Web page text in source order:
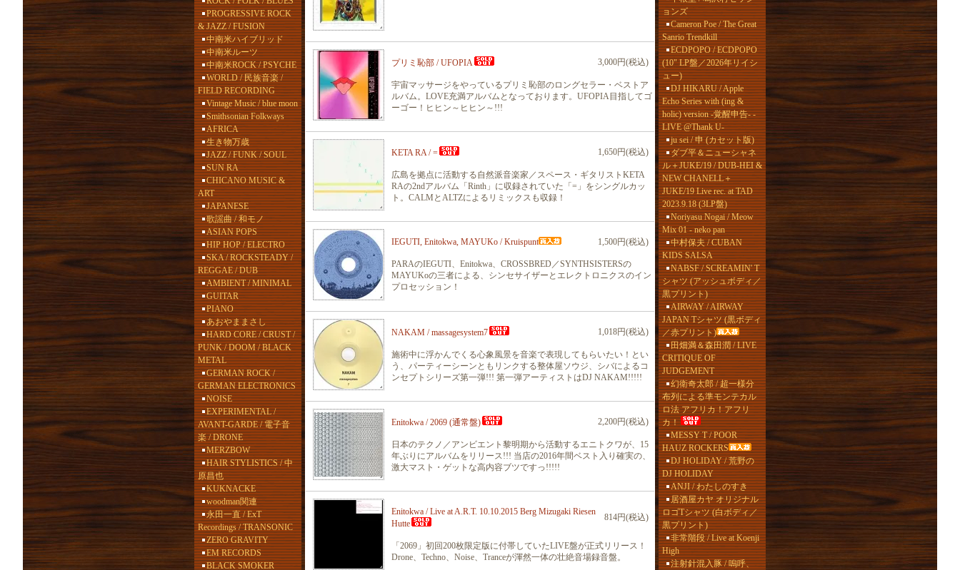
PROGRESSIVE ROCK
& JAZZ / FUSION
中南米ハイブリッド
中南米ルーツ
中南米ROCK / PSYCHE
WORLD / 民族音楽 /
FIELD RECORDING
Vintage Music / blue moon
Smithsonian Folkways
AFRICA
生き物万歳
JAZZ / FUNK / SOUL
SUN RA
CHICANO MUSIC &
ART
JAPANESE
歌謡曲 / 和モノ
ASIAN POPS
HIP HOP / ELECTRO
SKA / ROCKSTEADY /
REGGAE / DUB
AMBIENT / MINIMAL
GUITAR
PIANO
あおやままさし
HARD CORE / CRUST /
PUNK / DOOM / BLACK
METAL
GERMAN ROCK /
GERMAN ELECTRONICS
NOISE
EXPERIMENTAL /
AVANT-GARDE / 電子音
楽 / DRONE
MERZBOW
HAIR STYLISTICS / 中
原昌也
KUKNACKE
woodman関連
永田一直 / ExT
Recordings / TRANSONIC
ZERO GRAVITY
EM RECORDS
BLACK SMOKER
プリミ恥部 / UFOPIA 3,000円(税込)
宇宙マッサージをやっているプリミ恥部のロングセラー・ベストア
ルバム。LOVE充満アルバムとなっております。UFOPIA目指してゴ
ーゴー！ヒヒン～ヒヒン～!!!
KETA RA / = 1,650円(税込)
広島を拠点に活動する自然派音楽家／スペース・ギタリストKETA
RAの2ndアルバム「Rinth」に収録されていた「=」をシングルカッ
ト。CALMとALTZによるリミックスも収録！
IEGUTI, Enitokwa, MAYUKo / Kruispunt 1,500円(税込)
PARAのIEGUTI、Enitokwa、CROSSBRED／SYNTHSISTERSの
MAYUKoの三者による、シンセサイザーとエレクトロニクスのイン
プロセッション！
NAKAM / massagesystem7 1,018円(税込)
施術中に浮かんでくる心象風景を音楽で表現してもらいたい！とい
う、パーティーシーンともリンクする整体屋ソウジ、シバによるコ
ンセプトシリーズ第一弾!!! 第一弾アーティストはDJ NAKAM!!!!!
Enitokwa / 2069 (通常盤) 2,200円(税込)
日本のテクノ／アンビエント黎明期から活動するエニトクワが、15
年ぶりにアルバムをリリース!!! 当店の2016年間ベスト入り確実の、
激大マスト・ゲットな高内容ブツですっ!!!!!
Enitokwa / Live at A.R.T. 10.10.2015 Berg Mizugaki Riesen
Hutte
814円(税込)
「2069」初回200枚限定版に付帯していたLIVE盤が正式リリース！
Drone、Techno、Noise、Tranceが渾然一体の壮絶音場録音盤。
ョンズ
Cameron Poe / The Great
Sanrio Trendkill
ECDPOPO / ECDPOPO
(10" LP盤／2026年リイシ
ュー)
DJ HIKARU / Apple
Echo Series with (ing &
holic) version -覚醒申告- -
LIVE @Thank U-
ju sei / 申 (カセット版)
ダブ平＆ニューシャネ
ル＋JUKE/19 / DUB-HEI &
NEW CHANELL＋
JUKE/19 Live rec. at TAD
2023.9.18 (3LP盤)
Noriyasu Nogai / Meow
Mix 01 - neko pan
中村保夫 / CUBAN
KIDS SALSA
NABSF / SCREAMIN' T
シャツ (アッシュボディ／
黒プリント)
AIRWAY / AIRWAY
JAPAN Tシャツ (黒ボディ
／赤プリント)
田畑満＆森田潤 / LIVE
CRITIQUE OF
JUDGEMENT
幻衛奇太郎 / 超一様分
布列による準モンテカル
ロ法 アフリカ！アフリ
カ！
MESSY T / POOR
HAUZ ROCKERS
DJ HOLIDAY / 荒野の
DJ HOLIDAY
ANJI / わたしのすき
居酒屋カヤ オリジナル
ロゴTシャツ (白ボディ／
黒プリント)
非常階段 / Live at Koenji
High
注射針混入豚 / 嗚呼、